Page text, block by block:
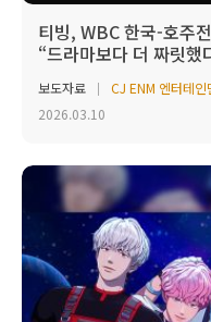
티빙, WBC 한국-호주
“드라마보다 더 짜릿
보도자료
CJ ENM 엔터테인
2026.03.10